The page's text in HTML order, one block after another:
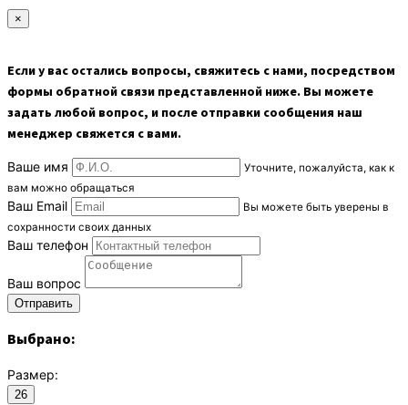
×
Если у вас остались вопросы, свяжитесь с нами, посредством
формы обратной связи представленной ниже. Вы можете
задать любой вопрос, и после отправки сообщения наш
менеджер свяжется с вами.
Ваше имя
Уточните, пожалуйста, как к
вам можно обращаться
Ваш Email
Вы можете быть уверены в
сохранности своих данных
Ваш телефон
Ваш вопрос
Выбрано:
Размер:
26